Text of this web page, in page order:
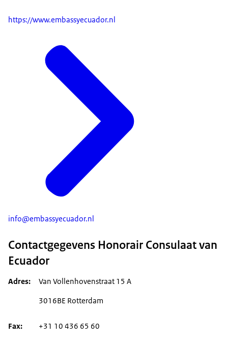
https://www.embassyecuador.nl
info@embassyecuador.nl
Contactgegevens Honorair Consulaat van
Ecuador
Adres
Van Vollenhovenstraat 15 A
3016BE Rotterdam
Fax +31 10 436 65 60